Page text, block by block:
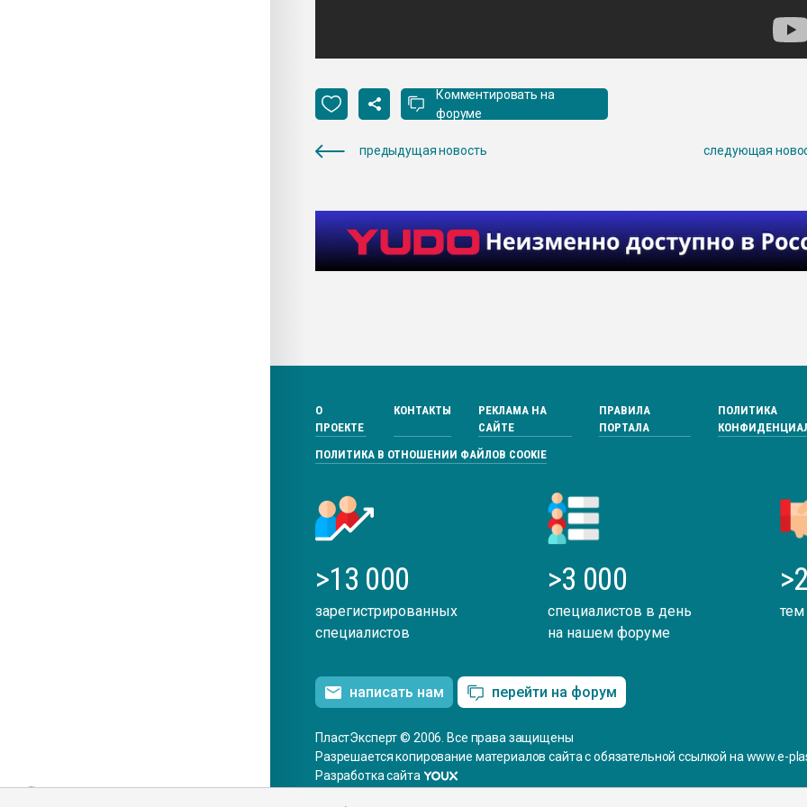
Комментировать на
форуме
предыдущая новость следующая
О
ПРОЕКТЕ
КОНТАКТЫ
РЕКЛАМА НА
САЙТЕ
ПРАВИЛА
ПОРТАЛА
ПОЛИТИКА
ПОЛИТИКА В ОТНОШЕНИИ ФАЙЛОВ COOKIE
>13 000
зарегистрированных
специалистов
>3 000
специалистов в день
на нашем форуме
тем
написать нам перейти на форум
ПластЭксперт © 2006. Все права защищены
Разрешается копирование материалов сайта с обязательной ссылкой на www.e-
Разработка сайта